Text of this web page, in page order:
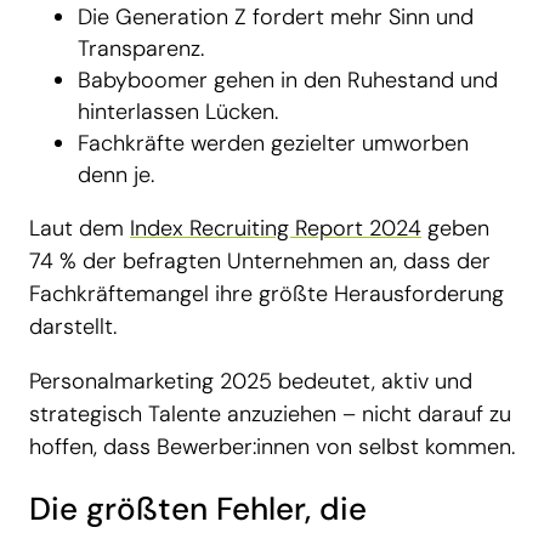
Die Generation Z fordert mehr Sinn und
Transparenz.
Babyboomer gehen in den Ruhestand und
hinterlassen Lücken.
Fachkräfte werden gezielter umworben
denn je.
Laut dem Index Recruiting Report 2024 geben
74 % der befragten Unternehmen an, dass der
Fachkräftemangel ihre größte Herausforderung
darstellt.
Personalmarketing 2025 bedeutet, aktiv und
strategisch Talente anzuziehen – nicht darauf zu
hoffen, dass Bewerber:innen von selbst kommen.
Die größten Fehler, die